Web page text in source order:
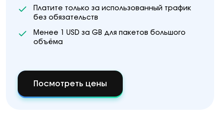
Платите только за использованный трафик
без обязательств
Менее 1 USD за GB для пакетов большого
объёма
Посмотреть цены